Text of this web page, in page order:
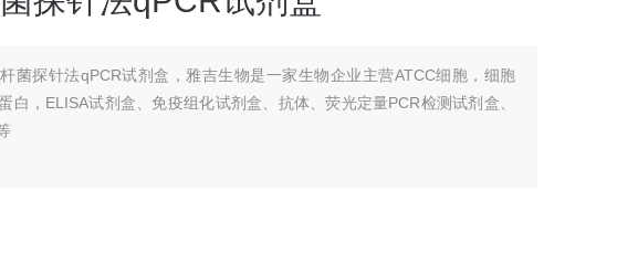
菌探针法qPCR试剂盒，雅吉生物是一家生物企业主营ATCC细胞，细胞
白，ELISA试剂盒、免疫组化试剂盒、抗体、荧光定量PCR检测试剂盒、